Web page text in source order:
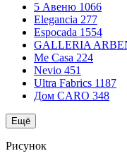
5 Авеню 1066
Elegancia 277
Espocada 1554
GALLERIA
Me Casa 224
Nevio 451
Ultra Fabrics 1187
Дом CARO 348
Ещё
Рисунок